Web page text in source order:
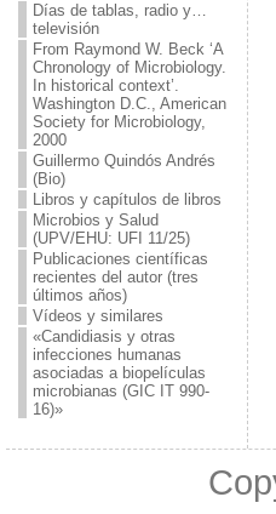
Días de tablas, radio y…
televisión
From Raymond W. Beck ‘A
Chronology of Microbiology.
In historical context’.
Washington D.C., American
Society for Microbiology,
2000
Guillermo Quindós Andrés
(Bio)
Libros y capítulos de libros
Microbios y Salud
(UPV/EHU: UFI 11/25)
Publicaciones científicas
recientes del autor (tres
últimos años)
Vídeos y similares
«Candidiasis y otras
infecciones humanas
asociadas a biopelículas
microbianas (GIC IT 990-
16)»